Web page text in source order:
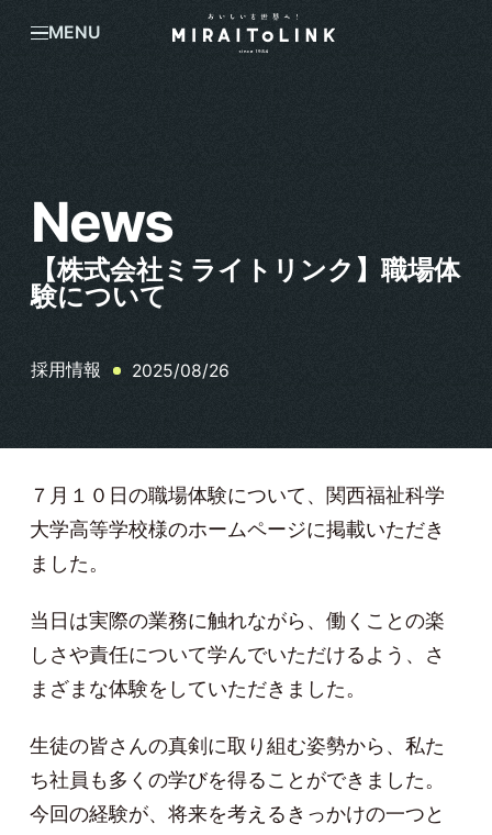
MENU
【株式会社ミライトリンク】職場体
験について
News
採用情報 2025/08/26
７月１０日の職場体験について、関西福祉科学
大学高等学校様のホームページに掲載いただき
ました。
当日は実際の業務に触れながら、働くことの楽
しさや責任について学んでいただけるよう、さ
まざまな体験をしていただきました。
生徒の皆さんの真剣に取り組む姿勢から、私た
ち社員も多くの学びを得ることができました。
今回の経験が、将来を考えるきっかけの一つと